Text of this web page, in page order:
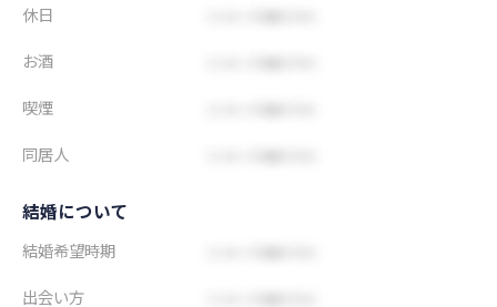
休日
お酒
喫煙
同居人
結婚について
結婚希望時期
出会い方